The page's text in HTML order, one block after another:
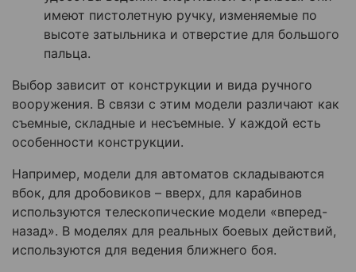
имеют пистолетную ручку, изменяемые по
высоте затыльника и отверстие для большого
пальца.
Выбор зависит от конструкции и вида ручного
вооружения. В связи с этим модели различают как
съемные, складные и несъемные. У каждой есть
особенности конструкции.
Например, модели для автоматов складываются
вбок, для дробовиков – вверх, для карабинов
используются телескопические модели «вперед-
назад». В моделях для реальных боевых действий,
используются для ведения ближнего боя.